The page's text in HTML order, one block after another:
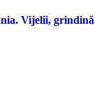
Vijelii, grindină